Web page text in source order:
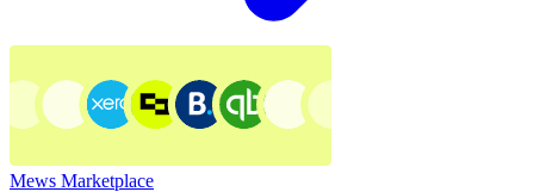
Mews Marketplace